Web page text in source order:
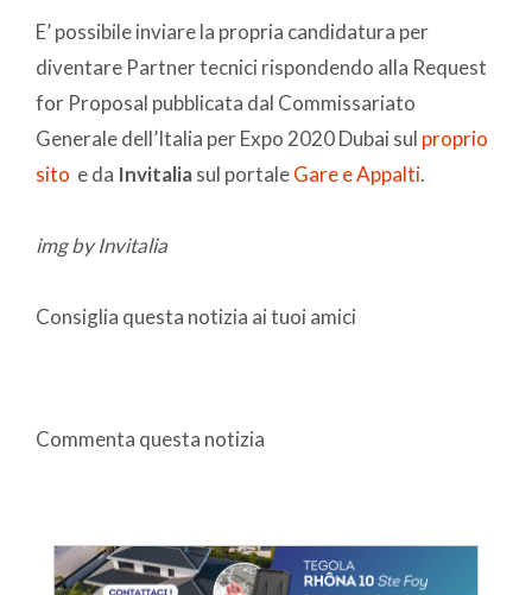
E’ possibile inviare la propria candidatura per
diventare Partner tecnici rispondendo alla Request
for Proposal pubblicata dal Commissariato
Generale dell’Italia per Expo 2020 Dubai sul proprio
sito e da Invitaliasul portaleGare e Appalti.
img by Invitalia
Consiglia questa notizia ai tuoi amici
Commenta questa notizia